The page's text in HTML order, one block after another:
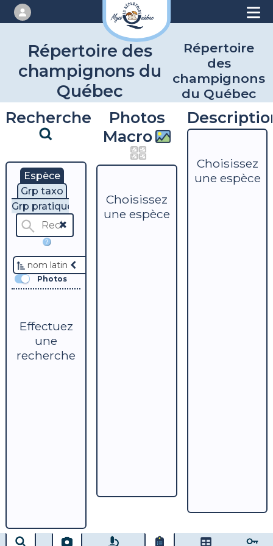
Répertoire des
champignons du
Québec
Répertoire
des
champignons
du Québec
Recherche
Espèce
Grp taxo
Grp pratique
?
nom latin
Photos
Effectuez
une
recherche
Photos
Macro
Choisissez
une espèce
Choisissez
une espèce